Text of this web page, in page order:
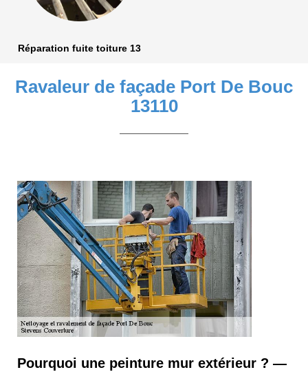
Réparation fuite toiture 13
Ravaleur de façade Port De Bouc
13110
Pourquoi une peinture mur extérieur ? —